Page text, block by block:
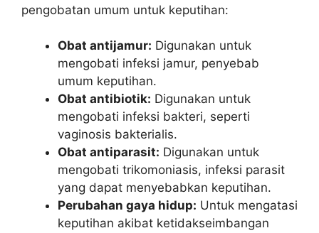
pengobatan umum untuk keputihan:
Obat antijamur: Digunakan untuk
mengobati infeksi jamur, penyebab
umum keputihan.
Obat antibiotik: Digunakan untuk
mengobati infeksi bakteri, seperti
vaginosis bakterialis.
Obat antiparasit: Digunakan untuk
mengobati trikomoniasis, infeksi parasit
yang dapat menyebabkan keputihan.
Perubahan gaya hidup: Untuk mengatasi
keputihan akibat ketidakseimbangan